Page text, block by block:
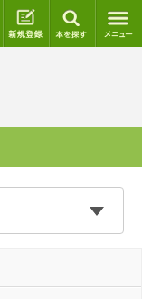
ログイン 新規登録